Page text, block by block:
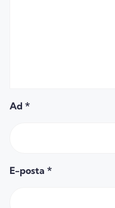
Ad *
E-posta *